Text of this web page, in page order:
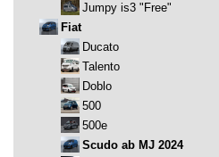
Jumpy is3 "Free"
Fiat
Ducato
Talento
Doblo
500
500e
Scudo ab MJ 2024